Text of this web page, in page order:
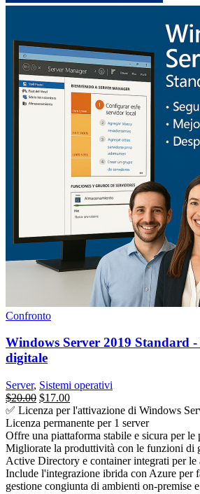
Confronto
Windows Server 2019 Standard
digitale
Server, Sistemi operativi
Il
prezzo
originale
era:
$1,250.00.
$20.00Il
prezzo
attuale
è:
$20.00.
$17.00
✅ Licenza per l'attivazione di Windows
Licenza permanente per 1 server
Offre una piattaforma stabile e sicura per le
Migliorate la produttività con le funzioni di
Active Directory e container integrati per le
Include l'integrazione ibrida con Azure per
gestione congiunta di ambienti on-premise